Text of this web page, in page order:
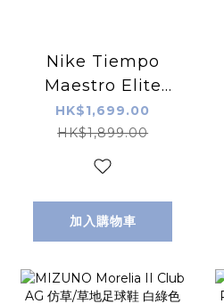
Nike Tiempo
Maestro Elite
AG-PRO 白粉紅色
草地/仿草足球鞋
HK$1,699.00
HK$1,899.00
加入購物車